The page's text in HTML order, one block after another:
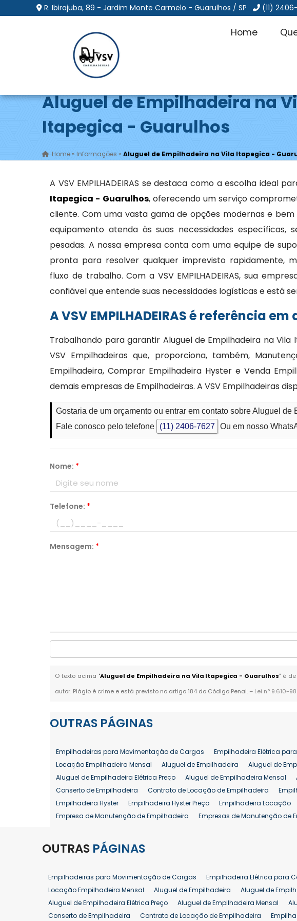
R. Ibirajuba, 89 - Jardim Monte Carmelo - Guarulhos / SP (11)
Home
Aluguel de Empilhadeira na
Itapegica - Guarulhos
Home »Informações »Aluguel de Empilhadeira na Vila Itapegica -
A VSV EMPILHADEIRAS se destaca como a escolha ideal
Itapegica - Guarulhos, oferecendo um serviço
cliente. Com uma vasta gama de opções modernas e
equipamento atenda às suas necessidades específicas,
pesadas. A nossa empresa conta com uma equipe de
pronta para resolver qualquer imprevisto rapidamente,
fluxo de trabalho. Com a VSV EMPILHADEIRAS, sua
confiável que entende suas necessidades logísticas e está
A VSV EMPILHADEIRAS é referência
Trabalhando para garantir Aluguel de Empilhadeira na
VSV Empilhadeiras que, proporciona, também,
Empilhadeira, Comprar Empilhadeira Hyster e Venda
demais empresas de Empilhadeiras. A VSV Empilhadeiras
Gostaria de um orçamento ou entrar em contato sobre Aluguel
Fale conosco pelo telefone
(11) 2406-7627 Ou em nosso
Nome: *
Telefone: *
Mensagem: *
O texto acima "Aluguel de Empilhadeira na Vila Itapegica - Guarulhos" é
autor. Plágio é crime e está previsto no artigo 184 do Código Penal. – Lei n° 9.610-
OUTRAS PÁGINAS
Empilhadeiras para Movimentação de Cargas Empilhadeira Elétrica
Locação Empilhadeira Mensal
Aluguel de Empilhadeira Aluguel de
Aluguel de Empilhadeira Elétrica Preço
Aluguel de Empilhadeira Mensal
Conserto de Empilhadeira
Contrato de Locação de Empilhadeira
Empilhadeira Hyster
Empilhadeira Hyster Preço Empilhadeira Locação
Empresa de Manutenção de Empilhadeira
Empresas de Manutenção de
Manutenção em Empilhadeiras
Reforma de Empilhadeira
Aluguel de Empilhadeira 25 ton
Locação de Empilhadeira 25 ton
Venda Empilhadeiras 25 ton
OUTRAS PÁGINAS
Empilhadeiras para Movimentação de Cargas Empilhadeira Elétrica para
Locação Empilhadeira Mensal
Aluguel de Empilhadeira Aluguel de
Aluguel de Empilhadeira Elétrica Preço
Aluguel de Empilhadeira Mensal
Conserto de Empilhadeira
Contrato de Locação de Empilhadeira